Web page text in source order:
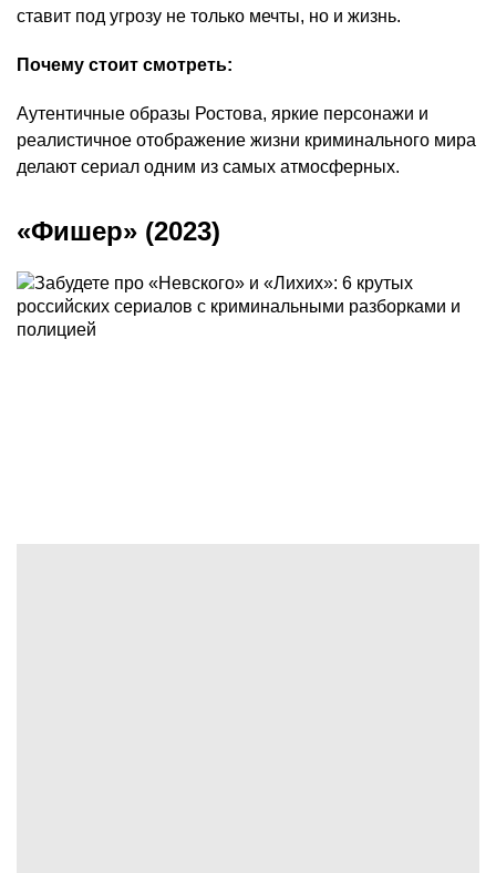
ставит под угрозу не только мечты, но и жизнь.
Почему стоит смотреть:
Аутентичные образы Ростова, яркие персонажи и
реалистичное отображение жизни криминального мира
делают сериал одним из самых атмосферных.
«Фишер» (2023)